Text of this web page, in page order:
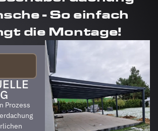
- So einfach
die Montage!
Prozess